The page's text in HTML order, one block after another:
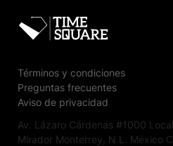
Términos y condiciones
Preguntas frecuentes
Aviso de privacidad
Av. Lázaro Cárdenas #1000
Mirador Monterrey, N.L. México